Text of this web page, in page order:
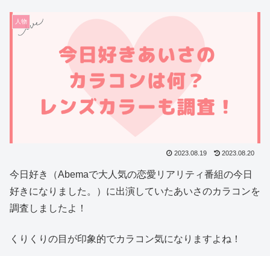
人物
2023.08.19 2023.08.20
今日好き（Abemaで大人気の恋愛リアリティ番組の今日
好きになりました。）に出演していたあいさのカラコンを
調査しましたよ！
くりくりの目が印象的でカラコン気になりますよね！